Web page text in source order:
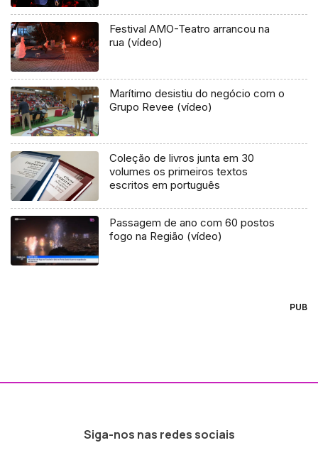
Festival AMO-Teatro arrancou na
rua (vídeo)
Marítimo desistiu do negócio com o
Grupo Revee (vídeo)
Coleção de livros junta em 30
volumes os primeiros textos
escritos em português
Passagem de ano com 60 postos
fogo na Região (vídeo)
PUB
Siga-nos nas redes sociais